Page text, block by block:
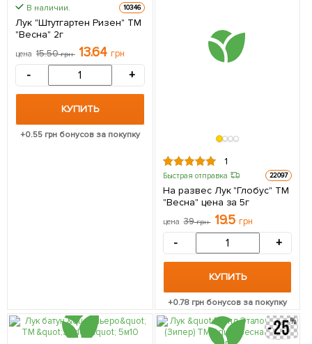
В наличии. 10346
Лук "Штутгартен Ризен" ТМ
"Весна" 2г
цена 15.50грн 13.64 грн
- +
КУПИТЬ
+0.55 грн бонусов за покупку
1
Быстрая отправка 22097
На развес Лук "Глобус" ТМ
"Весна" цена за 5г
цена 39грн 19.5 грн
- +
КУПИТЬ
+0.78 грн бонусов за покупку